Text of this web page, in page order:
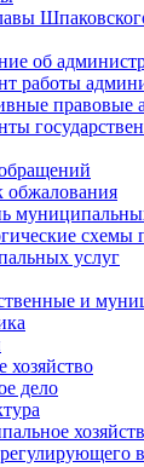
об
работы
правовые
обжалования
схемы
услуг
и
хозяйство
дело